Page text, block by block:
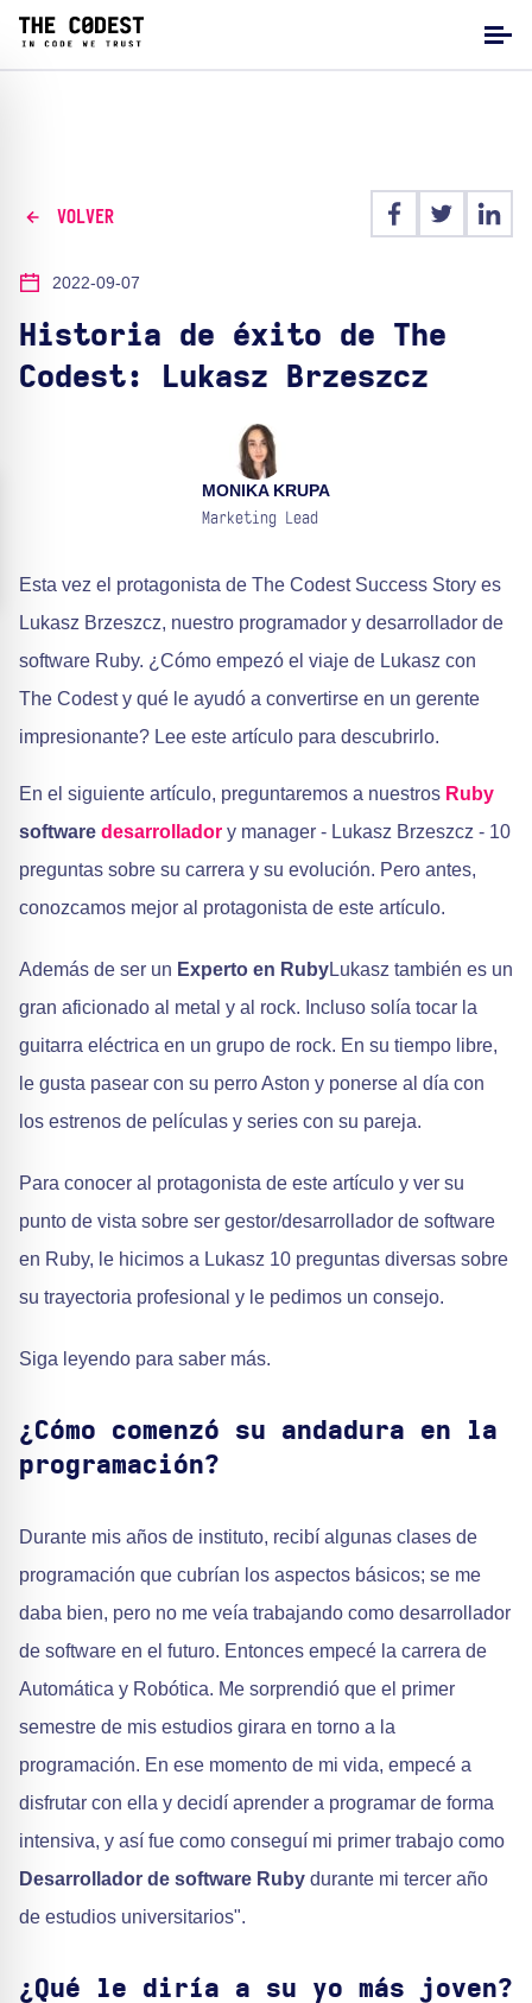
VOLVER
2022-09-07
Historia de éxito de The
Codest: Lukasz Brzeszcz
MONIKA KRUPA
Marketing Lead
Esta vez el protagonista de The Codest Success Story es
Lukasz Brzeszcz, nuestro programador y desarrollador de
software Ruby. ¿Cómo empezó el viaje de Lukasz con
The Codest y qué le ayudó a convertirse en un gerente
impresionante? Lee este artículo para descubrirlo.
En el siguiente artículo, preguntaremos a nuestros Ruby
software desarrollador y manager - Lukasz Brzeszcz - 10
preguntas sobre su carrera y su evolución. Pero antes,
conozcamos mejor al protagonista de este artículo.
Además de ser un Experto en RubyLukasz también es un
gran aficionado al metal y al rock. Incluso solía tocar la
guitarra eléctrica en un grupo de rock. En su tiempo libre,
le gusta pasear con su perro Aston y ponerse al día con
los estrenos de películas y series con su pareja.
Para conocer al protagonista de este artículo y ver su
punto de vista sobre ser gestor/desarrollador de software
en Ruby, le hicimos a Lukasz 10 preguntas diversas sobre
su trayectoria profesional y le pedimos un consejo.
Siga leyendo para saber más.
¿Cómo comenzó su andadura en la
programación?
Durante mis años de instituto, recibí algunas clases de
programación que cubrían los aspectos básicos; se me
daba bien, pero no me veía trabajando como desarrollador
de software en el futuro. Entonces empecé la carrera de
Automática y Robótica. Me sorprendió que el primer
semestre de mis estudios girara en torno a la
programación. En ese momento de mi vida, empecé a
disfrutar con ella y decidí aprender a programar de forma
intensiva, y así fue como conseguí mi primer trabajo como
Desarrollador de software Ruby durante mi tercer año
de estudios universitarios".
¿Qué le diría a su yo más joven?